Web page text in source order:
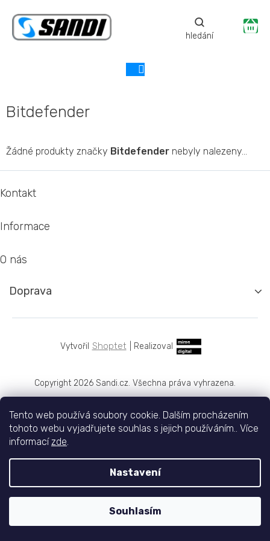
Tento web používá soubory cookie. Dalším procházením
tohoto webu vyjadřujete souhlas s jejich používáním.. Více
informacízde.
Nastavení
Souhlasím
obsah
Bitdefender
Žádné produkty značky Bitdefender nebyly nalezeny...
á
t
Kontakt
Informace
O nás
Doprava
Shoptet Realizoval
Copyright 2026 Sandi.cz. Všechna práva vyhrazena.